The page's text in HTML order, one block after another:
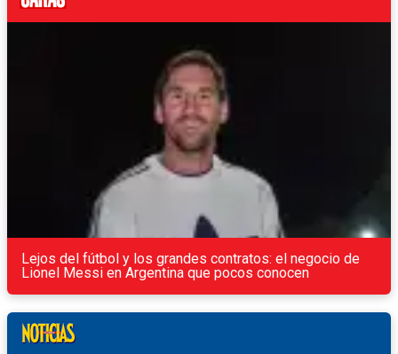
Lejos del fútbol y los grandes contratos: el negocio de
Lionel Messi en Argentina que pocos conocen